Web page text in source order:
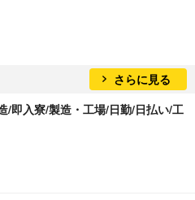
さらに見る
/即入寮/製造・工場/日勤/日払い/工